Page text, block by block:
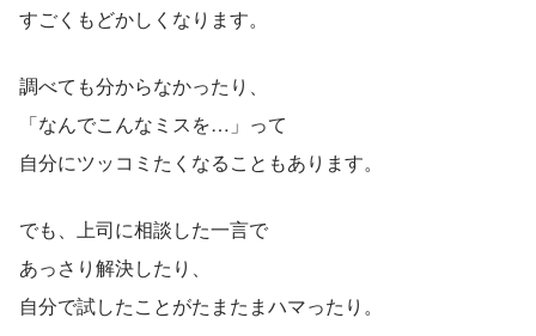
すごくもどかしくなります。
調べても分からなかったり、
「なんでこんなミスを…」って
自分にツッコミたくなることもあります。
でも、上司に相談した一言で
あっさり解決したり、
自分で試したことがたまたまハマったり。